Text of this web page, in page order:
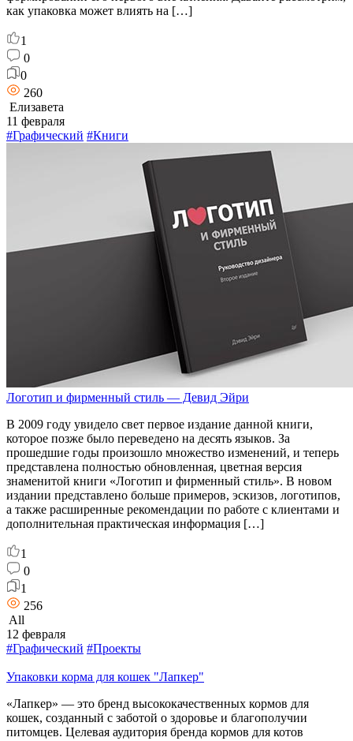
как упаковка может влиять на […]
1
0
0
260
Елизавета
11 февраля
#Графический #Книги
Логотип и фирменный стиль — Девид Эйри
В 2009 году увидело свет первое издание данной книги,
которое позже было переведено на десять языков. За
прошедшие годы произошло множество изменений, и теперь
представлена полностью обновленная, цветная версия
знаменитой книги «Логотип и фирменный стиль». В новом
издании представлено больше примеров, эскизов, логотипов,
а также расширенные рекомендации по работе с клиентами и
дополнительная практическая информация […]
1
0
1
256
All
12 февраля
#Графический #Проекты
Упаковки корма для кошек "Лапкер"
«Лапкер» — это бренд высококачественных кормов для
кошек, созданный с заботой о здоровье и благополучии
питомцев. Целевая аудитория бренда кормов для котов